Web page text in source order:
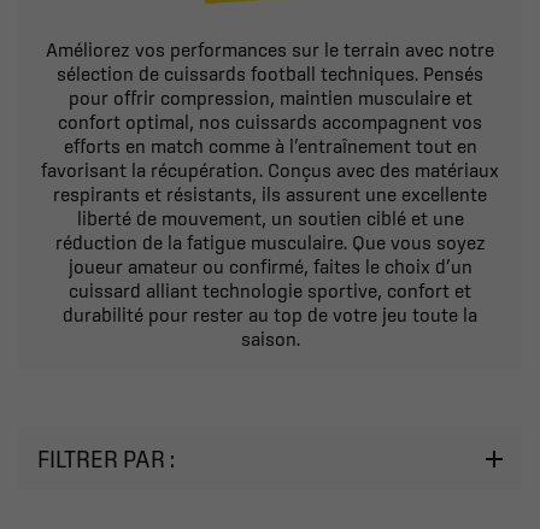
Améliorez vos performances sur le terrain avec notre
sélection de cuissards football techniques. Pensés
pour offrir compression, maintien musculaire et
confort optimal, nos cuissards accompagnent vos
efforts en match comme à l’entraînement tout en
favorisant la récupération. Conçus avec des matériaux
respirants et résistants, ils assurent une excellente
liberté de mouvement, un soutien ciblé et une
réduction de la fatigue musculaire. Que vous soyez
joueur amateur ou confirmé, faites le choix d’un
cuissard alliant technologie sportive, confort et
durabilité pour rester au top de votre jeu toute la
saison.
FILTRER PAR :